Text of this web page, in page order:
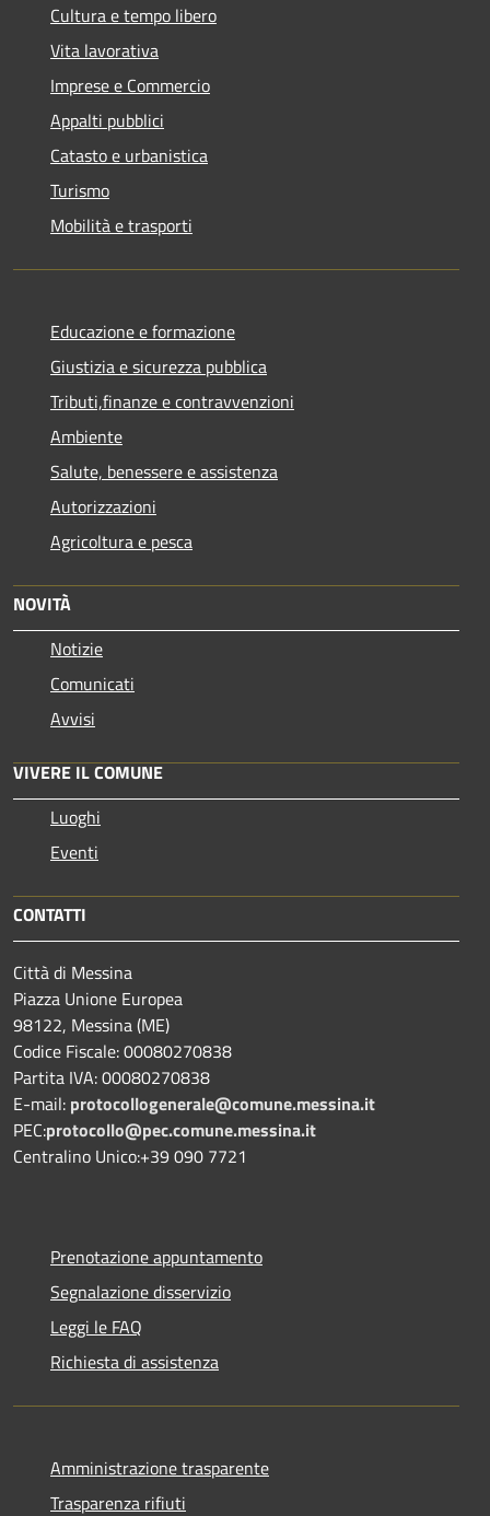
Cultura e tempo libero
Vita lavorativa
Imprese e Commercio
Appalti pubblici
Catasto e urbanistica
Turismo
Mobilità e trasporti
Educazione e formazione
Giustizia e sicurezza pubblica
Tributi,finanze e contravvenzioni
Ambiente
Salute, benessere e assistenza
Autorizzazioni
Agricoltura e pesca
NOVITÀ
Notizie
Comunicati
Avvisi
VIVERE IL COMUNE
Luoghi
Eventi
CONTATTI
Città di Messina
Piazza Unione Europea
98122, Messina (ME)
Codice Fiscale: 00080270838
Partita IVA: 00080270838
E-mail: protocollogenerale@comune.messina.it
PEC:protocollo@pec.comune.messina.it
Centralino Unico:+39 090 7721
Prenotazione appuntamento
Segnalazione disservizio
Leggi le FAQ
Richiesta di assistenza
Amministrazione trasparente
Trasparenza rifiuti